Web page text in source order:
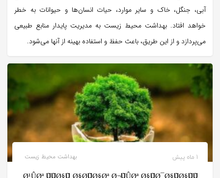
آبی، جنگل، خاک و سایر موارد، حیات انسان‌ها و حیوانات به خطر
خواهد افتاد. بهداشت محیط زیست به مدیریت پایدار منابع طبیعی
می‌پردازد و از این طریق، باعث حفظ و استفاده بهینه از آنها می‌شود.
بهداشت محیط زیست 1 ماه پیش